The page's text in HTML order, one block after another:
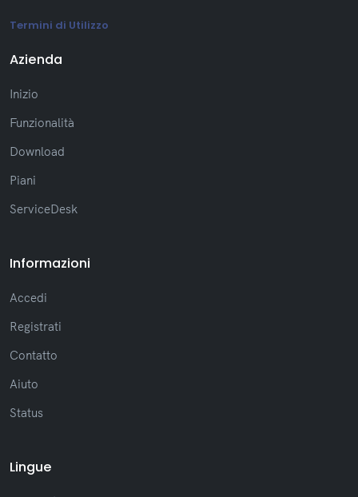
Termini di Utilizzo
Azienda
Inizio
Funzionalità
Download
Piani
ServiceDesk
Informazioni
Accedi
Registrati
Contatto
Aiuto
Status
Lingue